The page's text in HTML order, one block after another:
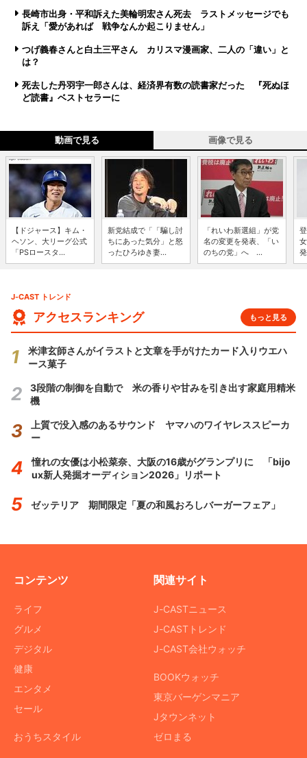
長崎市出身・平和訴えた美輪明宏さん死去 ラストメッセージでも
訴え「愛があれば 戦争なんか起こりません」
つげ義春さんと白土三平さん カリスマ漫画家、二人の「違い」と
は？
死去した丹羽宇一郎さんは、経済界有数の読書家だった 『死ぬほ
ど読書』ベストセラーに
動画で見る 画像で見る
【ドジャース】キム・
ヘソン、大リーグ公式
「PSロースタ...
新党結成で「「騙し討
ちにあった気分」と怒
ったひろゆき妻...
「れいわ新選組」が党
名の変更を発表、「い
のちの党」へ ...
J-CAST トレンド
アクセスランキング もっと見る
米津玄師さんがイラストと文章を手がけたカード入りウエハ
ース菓子
3段階の制御を自動で 米の香りや甘みを引き出す家庭用精米
機
上質で没入感のあるサウンド ヤマハのワイヤレススピーカ
ー
憧れの女優は小松菜奈、大阪の16歳がグランプリに 「bijo
ux新人発掘オーディション2026」リポート
ゼッテリア 期間限定「夏の和風おろしバーガーフェア」
コンテンツ
ライフ
グルメ
デジタル
健康
エンタメ
セール
おうちスタイル
関連サイト
J-CASTニュース
J-CASTトレンド
J-CAST会社ウォッチ
BOOKウォッチ
東京バーゲンマニア
Jタウンネット
ゼロまる